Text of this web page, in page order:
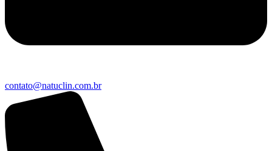
contato@natuclin.com.br